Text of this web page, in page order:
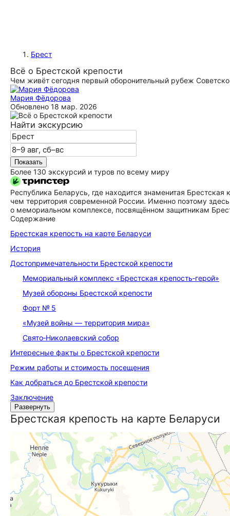
Брест
Всё о Брестской крепости
Чем живёт сегодня первый о­бо­ро­ни­тель­ный рубеж
Мария Фёдорова
Обновлено 18 мар. 2026
Найти экскурсию
Показать
Более 130 экскурсий и туров по всему миру
Республика Беларусь, где находится знаменитая
чем территория современной России. Именно поэтому
о мемориальном комплексе, посвящённом защитникам
Содержание
Брестская крепость на карте Беларуси
История
До­сто­при­меча­тель­но­сти Брестской крепости
Мемориальный комплекс «Брестская крепость‑герой»
Музей обороны Брестской крепости
Форт № 5
«Музей войны — территория мира»
Свято‑Николаевский собор
Интересные факты о Брестской крепости
Режим работы и стоимость посещения
Как добраться до Брестской крепости
Заключение
Развернуть
Брестская крепость на карте Беларуси